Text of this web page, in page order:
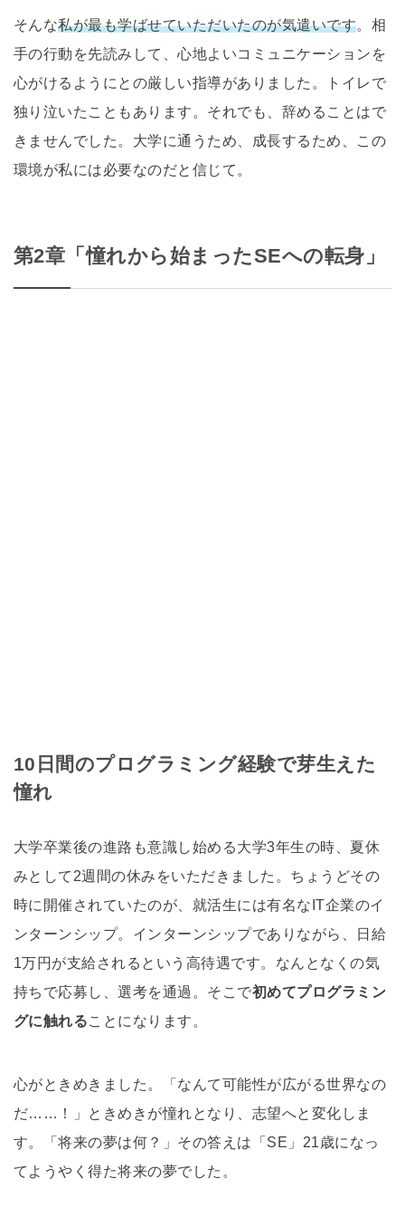
そんな私が最も学ばせていただいたのが気遣いです。相
手の行動を先読みして、心地よいコミュニケーションを
心がけるようにとの厳しい指導がありました。トイレで
独り泣いたこともあります。それでも、辞めることはで
きませんでした。大学に通うため、成長するため、この
環境が私には必要なのだと信じて。
第2章「憧れから始まったSEへの転身」
10日間のプログラミング経験で芽生えた
憧れ
大学卒業後の進路も意識し始める大学3年生の時、夏休
みとして2週間の休みをいただきました。ちょうどその
時に開催されていたのが、就活生には有名なIT企業のイ
ンターンシップ。インターンシップでありながら、日給
1万円が支給されるという高待遇です。なんとなくの気
持ちで応募し、選考を通過。そこで初めてプログラミン
グに触れることになります。
心がときめきました。「なんて可能性が広がる世界なの
だ……！」ときめきが憧れとなり、志望へと変化しま
す。「将来の夢は何？」その答えは「SE」21歳になっ
てようやく得た将来の夢でした。